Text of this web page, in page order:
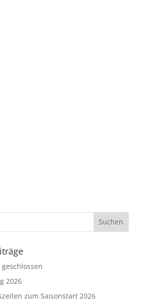
2026
zum Saisonstart 2026